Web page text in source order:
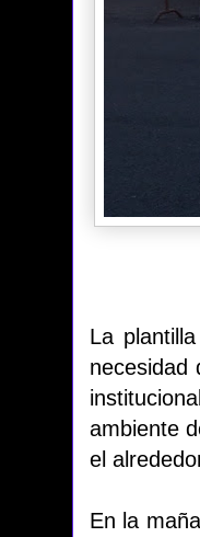
La
necesidad
ambiente
el
En la